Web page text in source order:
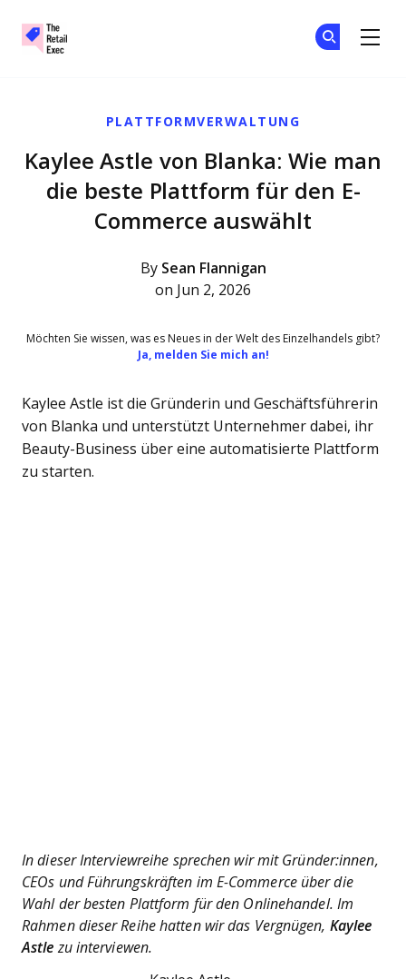
PLATTFORMVERWALTUNG
Kaylee Astle von Blanka: Wie man
die beste Plattform für den E-
Commerce auswählt
By Sean Flannigan
on Jun 2, 2026
Möchten Sie wissen, was es Neues in der Welt des Einzelhandels gibt?
Ja, melden Sie mich an!
Kaylee Astle ist die Gründerin und Geschäftsführerin
von Blanka und unterstützt Unternehmer dabei, ihr
Beauty-Business über eine automatisierte Plattform
zu starten.
In dieser Interviewreihe sprechen wir mit Gründer:innen,
CEOs und Führungskräften im E-Commerce über die
Wahl der besten Plattform für den Onlinehandel. Im
Rahmen dieser Reihe hatten wir das Vergnügen, Kaylee
Astle zu interviewen.